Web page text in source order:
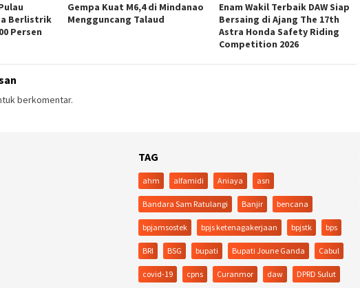
Berlistrik
Persen
Gempa Kuat M6,4 di Mindanao
Mengguncang Talaud
Enam Wakil Terbaik DAW Siap
Bersaing di Ajang The 17th
Astra Honda Safety Riding
Competition 2026
berkomentar.
TAG
ahm alfamidi Aniaya asn
Bandara Sam Ratulangi Banjir bencana
bpjamsostek bpjs ketenagakerjaan bpjstk bps
BRI BSG bupati Bupati Joune Ganda Cabul
covid-19 cpns Curanmor daw DPRD Sulut